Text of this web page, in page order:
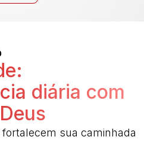
diária com
sua caminhada